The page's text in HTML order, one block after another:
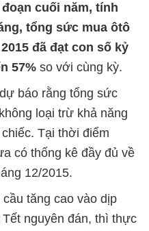
cuối năm, tính
tổng sức mua ôtô
đã đạt con số kỷ
57% so với cùng kỳ.
báo rằng tổng sức
loại trừ khả năng
Tại thời điểm
có thống kê đầy đủ về
12/2015.
tăng cao vào dịp
nguyên đán, thì thực